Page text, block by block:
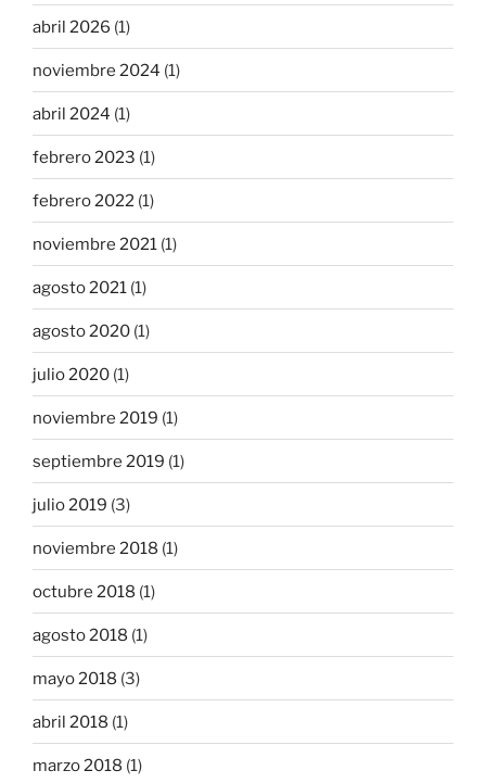
abril 2026 (1)
noviembre 2024 (1)
abril 2024 (1)
febrero 2023 (1)
febrero 2022 (1)
noviembre 2021 (1)
agosto 2021 (1)
agosto 2020 (1)
julio 2020 (1)
noviembre 2019 (1)
septiembre 2019 (1)
julio 2019 (3)
noviembre 2018 (1)
octubre 2018 (1)
agosto 2018 (1)
mayo 2018 (3)
abril 2018 (1)
marzo 2018 (1)